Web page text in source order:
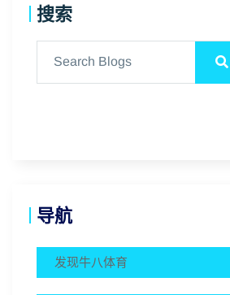
搜索
导航
发现⽜⼋体育